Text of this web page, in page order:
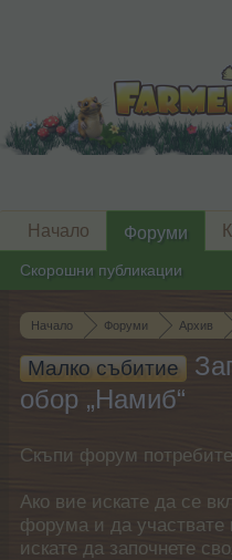
Начало Форуми Архив
Малко събитие
обор „Намиб“
Скъпи форум
Ако вие искате да се
форума и да участвате
искате да започнете
Начало Форуми
Скорошни публикации